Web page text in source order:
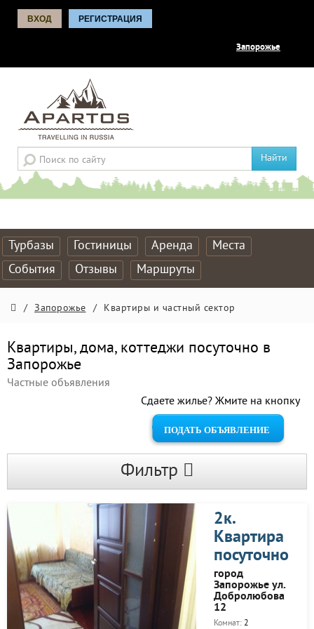
ВХОД РЕГИСТРАЦИЯ
Запорожье
Найти
Турбазы Гостиницы Аренда
Места
События
Отзывы Маршруты
/ Запорожье / Квартиры и частный сектор
Квартиры, дома, коттеджи посуточно в
Запорожье
Частные объявления
Сдаете жилье? Жмите на кнопку
ПОДАТЬ ОБЪЯВЛЕНИЕ
Фильтр
2к.
Квартира
посуточно
город
Запорожье ул.
Добролюбова
12
Комнат: 2